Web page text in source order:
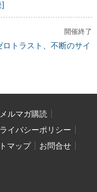
開催終了
ロトラスト、不断のサイ
メルマガ購読
イバシーポリシー
マップ
お問合せ